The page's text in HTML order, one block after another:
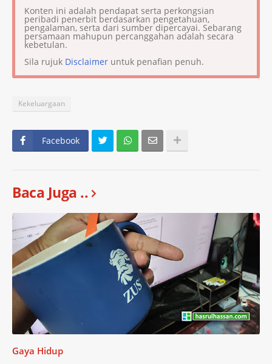
Konten ini adalah pendapat serta perkongsian
peribadi penerbit berdasarkan pengetahuan,
pengalaman, serta dari sumber dipercayai. Sebarang
persamaan mahupun percanggahan adalah secara
kebetulan.
Sila rujuk Disclaimer untuk penafian penuh.
Kekeluargaan
Facebook
Baca Juga ..
Gaya Hidup